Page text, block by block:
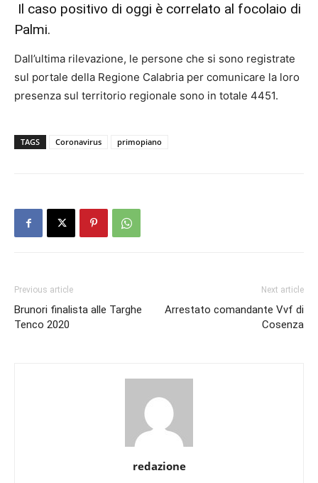
Il caso positivo di oggi è correlato al focolaio di
Palmi.
Dall’ultima rilevazione, le persone che si sono registrate
sul portale della Regione Calabria per comunicare la loro
presenza sul territorio regionale sono in totale 4451.
TAGS Coronavirus primopiano
Previous article
Brunori finalista alle Targhe
Tenco 2020
Next article
Arrestato comandante Vvf di
Cosenza
redazione